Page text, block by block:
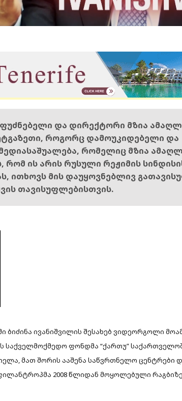
და დირექტორი მზია
როგორც დამოუკიდებელი და
რომელიც მზია
რომ ის არის რუსული რეჟიმის
ითხოვს მის დაუყოვნებლივ
თავისუფლებისთვის.
ბიძინა ივანიშვილის შესახებ ვიდეორგოლი
საქველმოქმედო ფონდმა “ქართუ”
მათ შორის ააშენა საწვრთნელო ცენტრები
2008 წლიდან მოყოლებული